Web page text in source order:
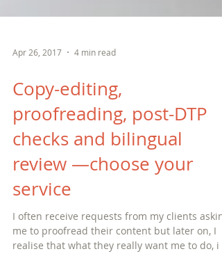
Copy-editing,
proofreading, post-DTP
checks and bilingual
review —choose your
service
I often receive requests from my clients
me to proofread their content but later on, I